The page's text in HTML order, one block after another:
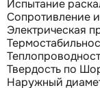
Испытание
Сопротивление
Электрическая
Твердость по
Наружный